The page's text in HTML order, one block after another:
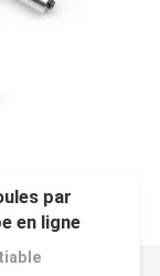
par
en ligne